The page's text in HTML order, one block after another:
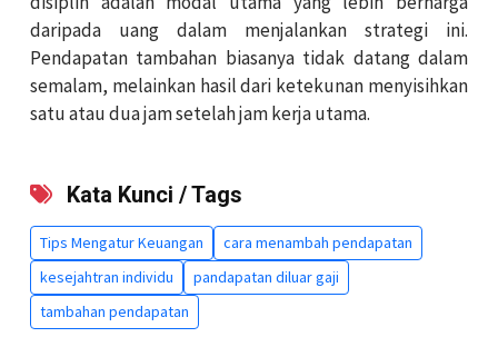
daripada uang dalam menjalankan strategi ini.
Pendapatan tambahan biasanya tidak datang dalam
semalam, melainkan hasil dari ketekunan menyisihkan
satu atau dua jam setelah jam kerja utama.
Kata Kunci / Tags
Tips Mengatur Keuangan
cara menambah pendapatan
kesejahtran individu
pandapatan diluar gaji
tambahan pendapatan